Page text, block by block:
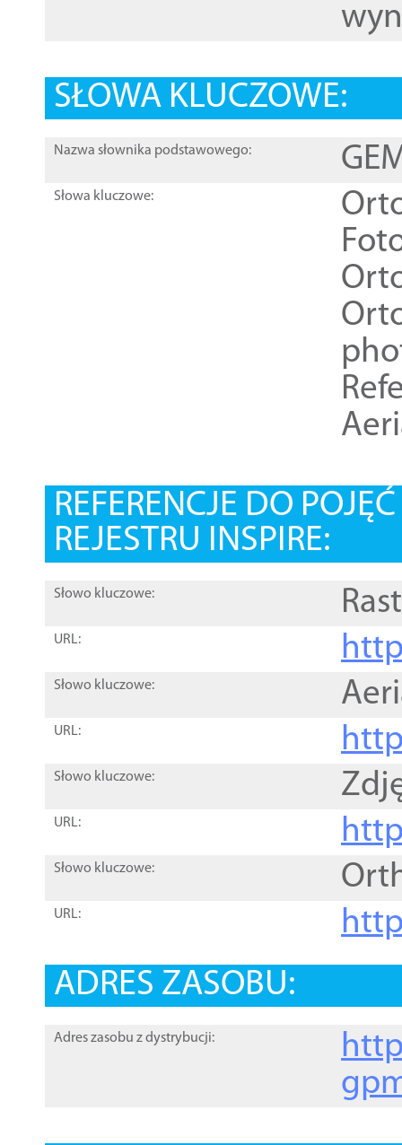
SŁOWA KLUCZOWE:
Nazwa słownika podstawowego:
Słowa kluczowe:
REFERENCJE DO
REJESTRU INSPIRE:
Słowo kluczowe:
URL:
Słowo kluczowe:
URL:
Słowo kluczowe:
URL:
Słowo kluczowe:
URL:
ADRES ZASOBU:
Adres zasobu z dystrybucji: